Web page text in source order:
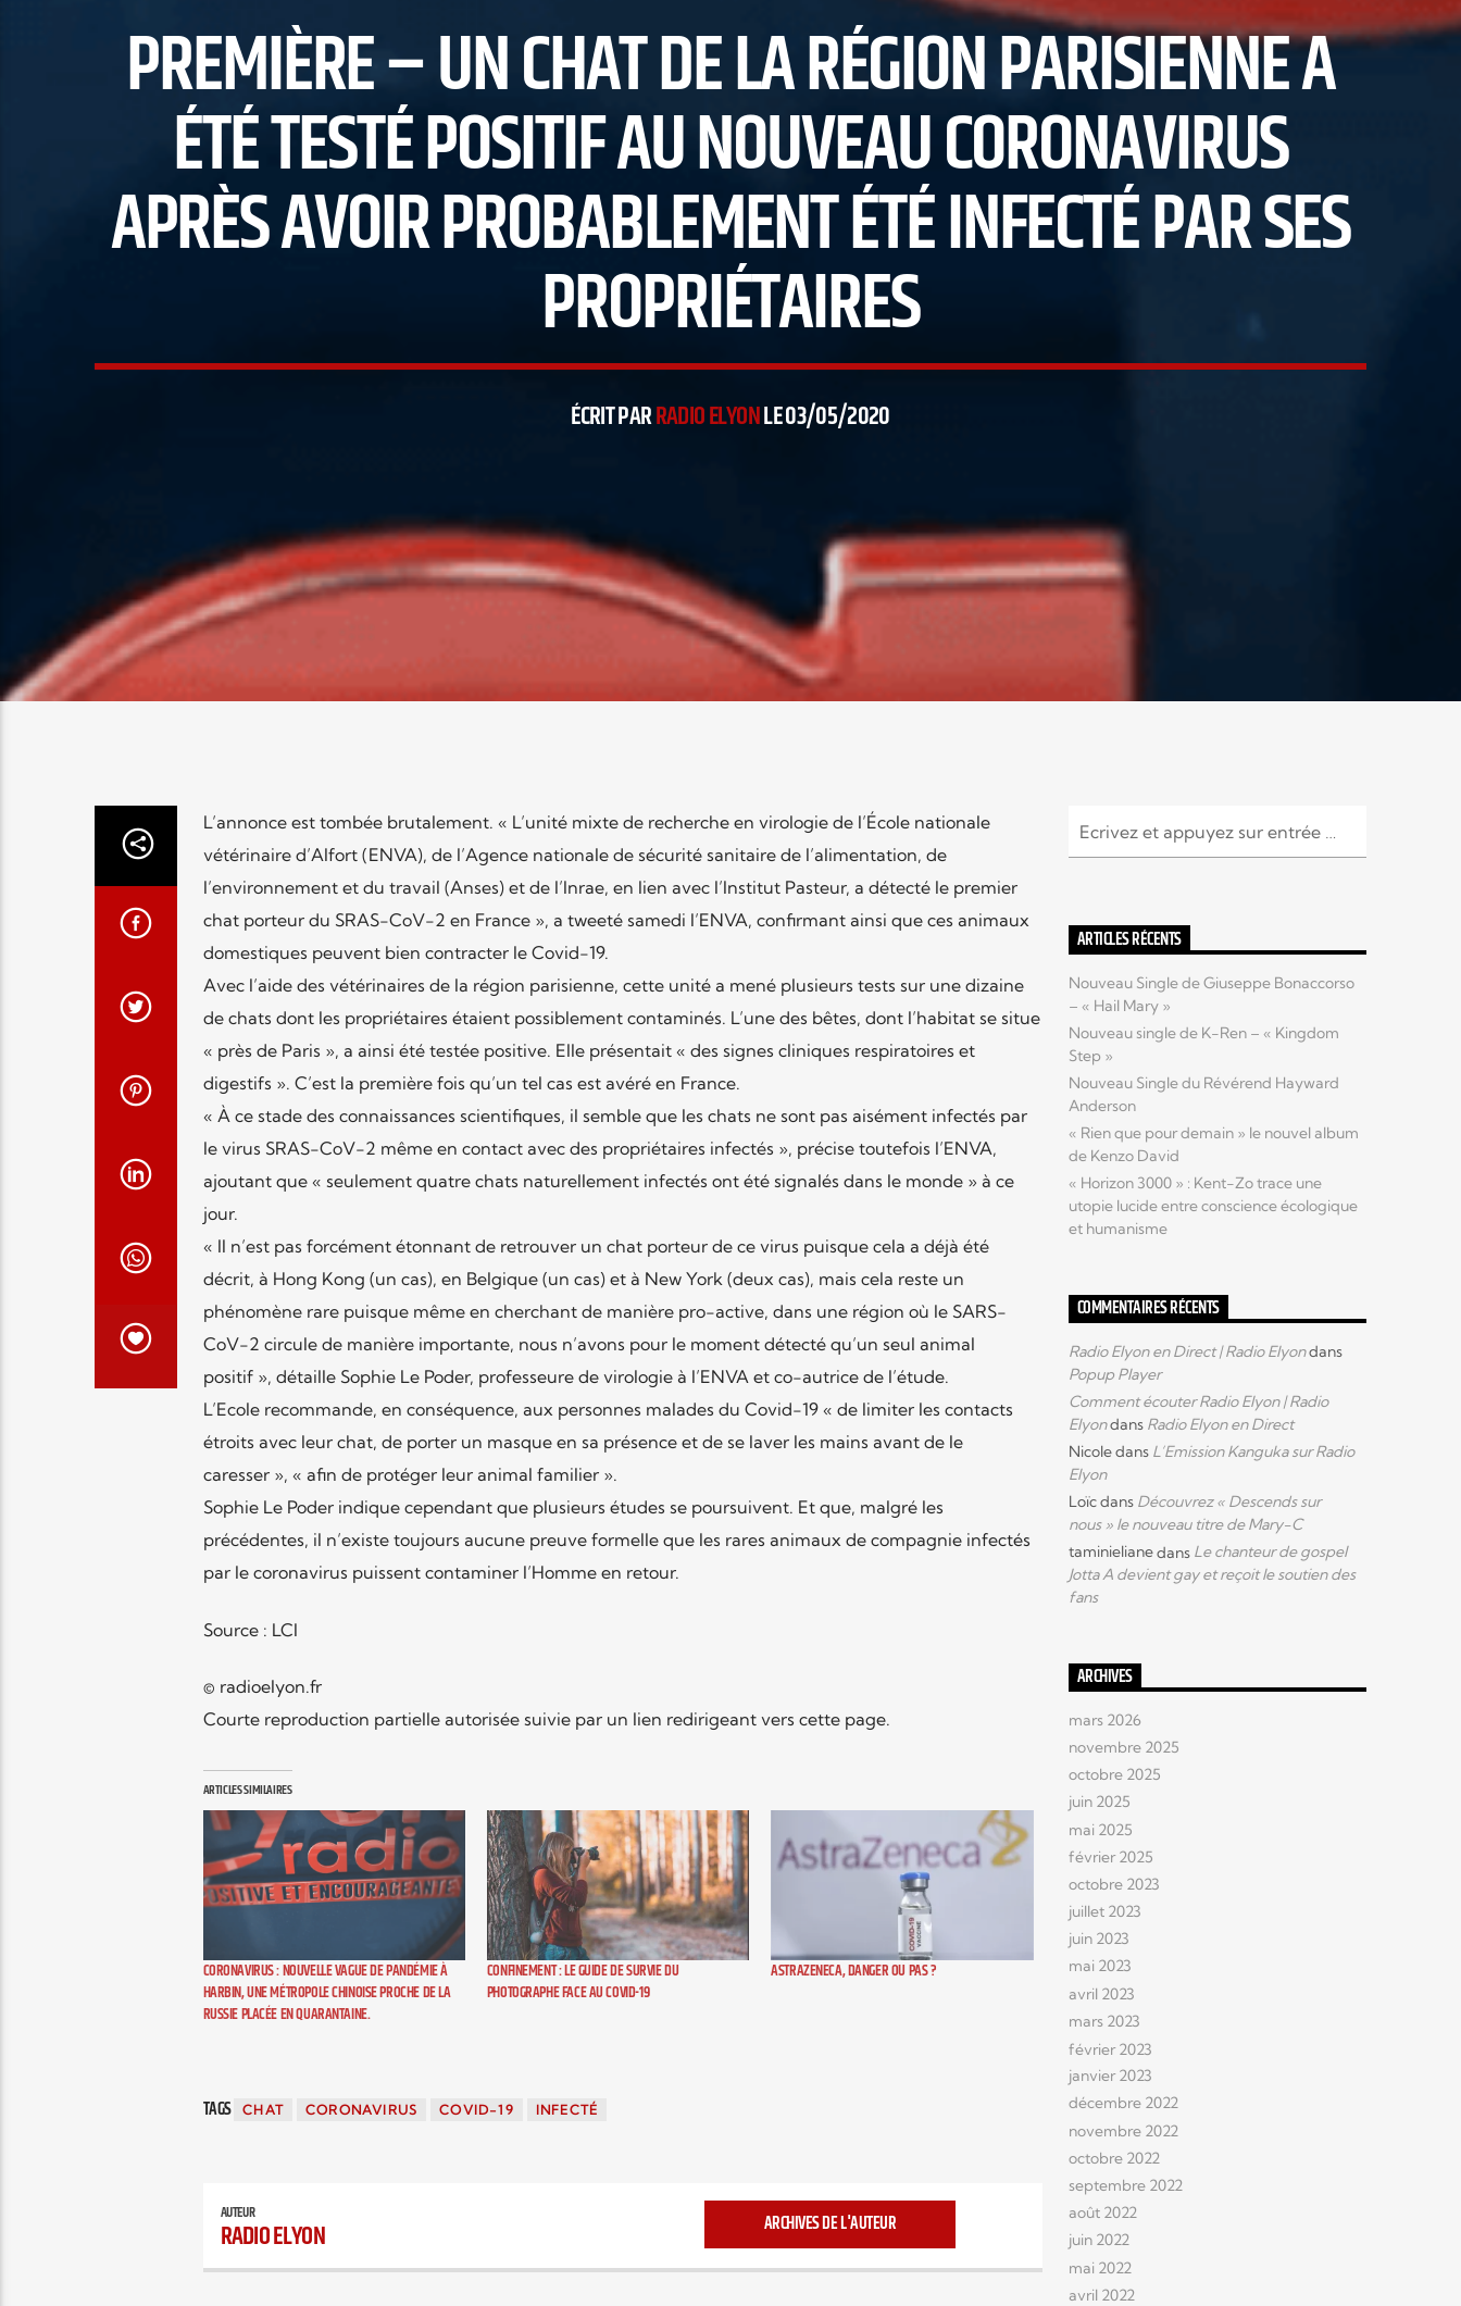
PREMIÈRE – UN CHAT DE LA RÉGION PARISIENNE A
ÉTÉ TESTÉ POSITIF AU NOUVEAU CORONAVIRUS
APRÈS AVOIR PROBABLEMENT ÉTÉ INFECTÉ PAR SES
PROPRIÉTAIRES
ÉCRIT PARRADIO ELYONLE 03/05/2020
L’annonce est tombée brutalement. « L’unité mixte de recherche en virologie de l’École nationale
vétérinaire d’Alfort (ENVA), de l’Agence nationale de sécurité sanitaire de l’alimentation, de
l’environnement et du travail (Anses) et de l’Inrae, en lien avec l’Institut Pasteur, a détecté le premier
chat porteur du SRAS-CoV-2 en France », a tweeté samedi l’ENVA, confirmant ainsi que ces animaux
domestiques peuvent bien contracter le Covid-19.
Avec l’aide des vétérinaires de la région parisienne, cette unité a mené plusieurs tests sur une dizaine
de chats dont les propriétaires étaient possiblement contaminés. L’une des bêtes, dont l’habitat se situe
« près de Paris », a ainsi été testée positive. Elle présentait « des signes cliniques respiratoires et
digestifs ». C’est la première fois qu’un tel cas est avéré en France.
« À ce stade des connaissances scientifiques, il semble que les chats ne sont pas aisément infectés par
le virus SRAS-CoV-2 même en contact avec des propriétaires infectés », précise toutefois l’ENVA,
ajoutant que « seulement quatre chats naturellement infectés ont été signalés dans le monde » à ce
jour.
« Il n’est pas forcément étonnant de retrouver un chat porteur de ce virus puisque cela a déjà été
décrit, à Hong Kong (un cas), en Belgique (un cas) et à New York (deux cas), mais cela reste un
phénomène rare puisque même en cherchant de manière pro-active, dans une région où le SARS-
CoV-2 circule de manière importante, nous n’avons pour le moment détecté qu’un seul animal
positif », détaille Sophie Le Poder, professeure de virologie à l’ENVA et co-autrice de l’étude.
L’Ecole recommande, en conséquence, aux personnes malades du Covid-19 « de limiter les contacts
étroits avec leur chat, de porter un masque en sa présence et de se laver les mains avant de le
caresser », « afin de protéger leur animal familier ».
Sophie Le Poder indique cependant que plusieurs études se poursuivent. Et que, malgré les
précédentes, il n’existe toujours aucune preuve formelle que les rares animaux de compagnie infectés
par le coronavirus puissent contaminer l’Homme en retour.
Source : LCI
© radioelyon.fr
Courte reproduction partielle autorisée suivie par un lien redirigeant vers cette page.
ARTICLES SIMILAIRES
CORONAVIRUS : NOUVELLE VAGUE DE PANDÉMIE À
HARBIN, UNE MÉTROPOLE CHINOISE PROCHE DE LA
RUSSIE PLACÉE EN QUARANTAINE.
CONFINEMENT : LE GUIDE DE SURVIE DU
PHOTOGRAPHE FACE AU COVID-19
ASTRAZENECA, DANGER OU PAS ?
TAGS CHAT CORONAVIRUS COVID-19 INFECTÉ
AUTEUR
RADIO ELYON ARCHIVES DE L'AUTEUR
ARTICLES RÉCENTS
Nouveau Single de Giuseppe Bonaccorso
– « Hail Mary »
Nouveau single de K-Ren – « Kingdom
Step »
Nouveau Single du Révérend Hayward
Anderson
« Rien que pour demain » le nouvel album
de Kenzo David
« Horizon 3000 » : Kent-Zo trace une
utopie lucide entre conscience écologique
et humanisme
COMMENTAIRES RÉCENTS
Radio Elyon en Direct | Radio Elyondans
Popup Player
Comment écouter Radio Elyon | Radio
Elyondans Radio Elyon en Direct
Nicoledans L’Emission Kanguka sur Radio
Elyon
Loïcdans Découvrez « Descends sur
nous » le nouveau titre de Mary-C
taminielianedans Le chanteur de gospel
Jotta A devient gay et reçoit le soutien des
fans
ARCHIVES
mars 2026
novembre 2025
octobre 2025
juin 2025
mai 2025
février 2025
octobre 2023
juillet 2023
juin 2023
mai 2023
avril 2023
mars 2023
février 2023
janvier 2023
décembre 2022
novembre 2022
octobre 2022
septembre 2022
août 2022
juin 2022
mai 2022
avril 2022